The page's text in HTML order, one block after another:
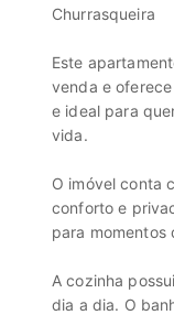
Churrasqueira
Este
venda e
e ideal para
vida.
O imóvel conta
conforto e
para momentos
A cozinha
dia a dia. O